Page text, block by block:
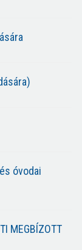
óvodai
MEGBÍZOTT